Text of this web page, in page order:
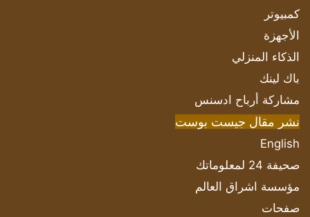
كمبيوتر
الأجهزة
الذكاء المنزلي
باك لينك
مشاركة أرباح ادسنس
نشر مقال جيست بوست
English
صحيفة 24 لمعلوماتك
مؤسسة اشراق العالم
صفحات